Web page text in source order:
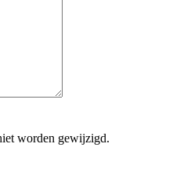
worden gewijzigd.